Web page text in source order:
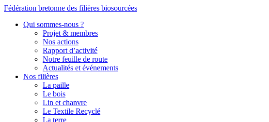
Fédération bretonne des filières biosourcées
Qui sommes-nous ?
Projet & membres
Nos actions
Rapport d’activité
Notre feuille de route
Actualités et événements
Nos filières
La paille
Le bois
Lin et chanvre
Le Textile Recyclé
La terre